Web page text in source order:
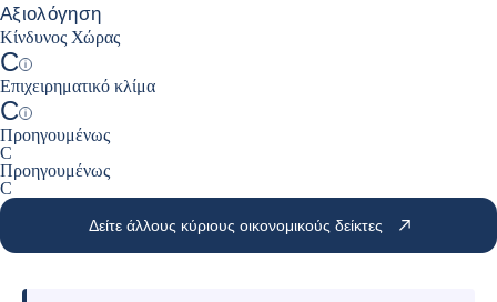
Αξιολόγηση
Κίνδυνος Χώρας
C
Help
Επιχειρηματικό κλίμα
C
Help
Προηγουμένως
C
Προηγουμένως
C
Δείτε άλλους κύριους οικονομικούς δείκτες